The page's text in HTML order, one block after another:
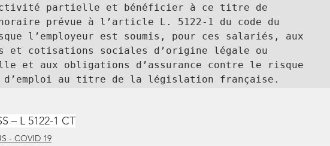
partielle et bénéficier à ce titre de
prévue à l’article L. 5122-1 du code du
l’employeur est soumis, pour ces salariés, aux
et cotisations sociales d’origine légale ou
et aux obligations d’assurance contre le risque
– L 5122-1 CT
- COVID 19